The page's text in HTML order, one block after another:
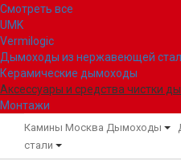
Смотреть все
UMK
Vermilogic
Дымоходы из нержавеющей
Керамические дымоходы
Аксессуары и средства чистки
Монтажи
Камины Москва Дымоходы
стали